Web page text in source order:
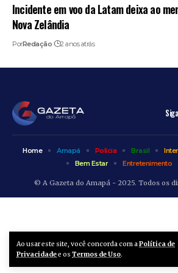
Ao usar este site, você concorda com aPolítica de
Privacidadee os Termos de Uso.
Incidente em voo da Latam deixa ao
Nova Zelândia
PorRedação 2 anos atrás
© A Gazeta do Amapá - 2025. Todos os
Home Amapá Polícia Brasil
Bem Estar
Entretenimento